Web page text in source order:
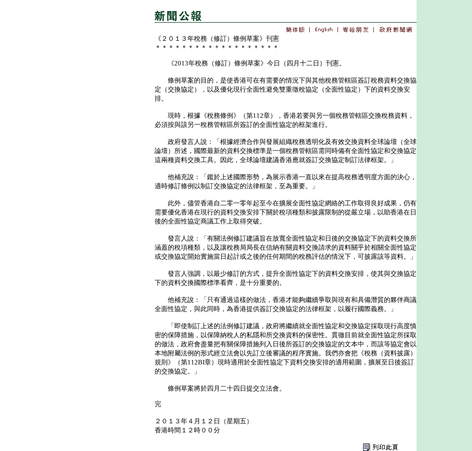
《２０１３年稅務（修訂）條例草案》刊憲
＊＊＊＊＊＊＊＊＊＊＊＊＊＊＊＊＊＊＊
《2013年稅務（修訂）條例草案》今日（四月十二日）刊憲。
條例草案的目的，是使香港可在有需要的情況下與其他稅務管轄區簽訂稅務資料交換協
定（交換協定），以及優化現行全面性避免雙重徵稅協定（全面性協定）下的資料交換安
排。
現時，根據《稅務條例》（第112章），香港若要與另一個稅務管轄區交換稅務資料，
必須按與該另一稅務管轄區所簽訂的全面性協定的框架進行。
政府發言人說：「根據經濟合作與發展組織稅務透明化及有效交換資料全球論壇（全球
論壇）所述，國際最新的資料交換標準是一個稅務管轄區需同時備有全面性協定和交換協定
這兩種資料交換工具。因此，全球論壇建議香港應就簽訂交換協定制訂法律框架。」
他補充說：「鑑於上述國際形勢，為展示香港一直以來在提高稅務透明度方面的決心，
適時修訂條例以制訂交換協定的法律框架，至為重要。」
此外，儘管香港自二零一零年起至今在擴展全面性協定網絡的工作取得良好成果，仍有
需要優化香港在現行的資料交換安排下關於稅項種類和披露限制的從嚴立場，以助香港在日
後的全面性協定商議工作上取得突破。
發言人說：「有關法例修訂建議旨在放寬全面性協定和日後的交換協定下的資料交換所
涵蓋的稅項種類，以及讓稅務局局長在信納有關資料交換請求的資料關乎於相關全面性協定
或交換協定開始實施當日起計或之後的任何期間的稅務評估的情況下，可披露該等資料。」
發言人強調，以最少修訂的方式，提升全面性協定下的資料交換安排，使其與交換協定
下的資料交換國際標準看齊，是十分重要的。
他補充說：「只有通過這樣的做法，香港才能夠繼續爭取與現有和具備潛質的夥伴商議
全面性協定，與此同時，為香港提供簽訂交換協定的法律框架，以履行國際義務。」
「即使制訂上述的法例修訂建議，政府將繼續就全面性協定和交換協定採取現行高度慎
密的保障措施，以保障納稅人的私隱和所交換資料的保密性。貫徹目前就全面性協定所採取
的做法，政府會盡量把有關保障措施列入日後所簽訂的交換協定的文本中，而該等協定會以
本地附屬法例的形式經立法會以先訂立後審議的程序實施。我們亦會把《稅務（資料披露）
規則》（第112BI章）現時適用於全面性協定下資料交換安排的適用範圍，擴展至日後簽訂
的交換協定。」
條例草案將於四月二十四日提交立法會。
完
２０１３年４月１２日（星期五）
香港時間１２時００分